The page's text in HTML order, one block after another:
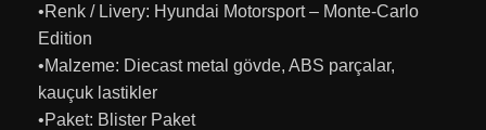
•Renk / Livery: Hyundai Motorsport – Monte-Carlo
Edition
•Malzeme: Diecast metal gövde, ABS parçalar,
kauçuk lastikler
•Paket: Blister Paket